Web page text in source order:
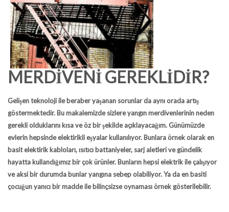
MERDİVENİ GEREKLİDİR?
Gelişen teknoloji ile beraber yaşanan sorunlar da aynı orada artış
göstermektedir. Bu makalemizde sizlere yangın merdivenlerinin neden
gerekli olduklarını kısa ve öz bir şekilde açıklayacağım. Günümüzde
evlerin hepsinde elektirikli eşyalar kullanılıyor. Bunlara örnek olarak en
basit elektirik kabloları, ısıtıcı battaniyeler, sarj aletleri ve gündelik
hayatta kullandığımız bir çok ürünler. Bunların hepsi elektrik ile çalışıyor
ve aksi bir durumda bunlar yangına sebep olabiliyor. Ya da en basiti
çocuğun yanıcı bir madde ile bilinçsizse oynaması örnek gösterilebilir.